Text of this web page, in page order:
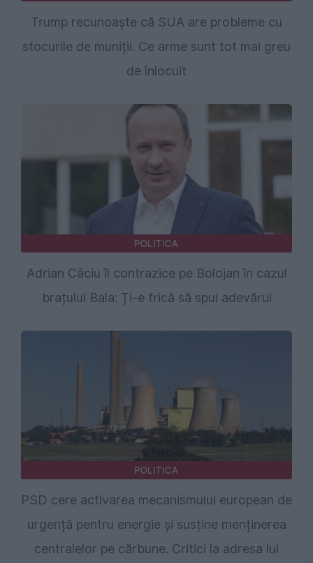
Trump recunoaște că SUA are probleme cu
stocurile de muniții. Ce arme sunt tot mai greu
de înlocuit
POLITICA
Adrian Câciu îl contrazice pe Bolojan în cazul
brațului Bala: Ți-e frică să spui adevărul
POLITICA
PSD cere activarea mecanismului european de
urgență pentru energie și susține menținerea
centralelor pe cărbune. Critici la adresa lui